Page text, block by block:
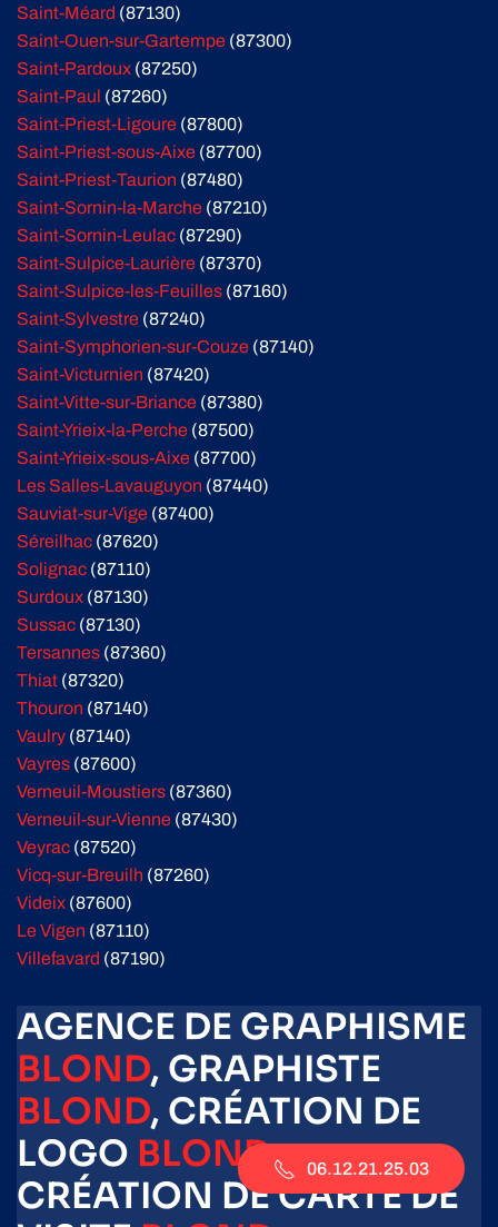
Saint-Méard (87130)
Saint-Ouen-sur-Gartempe (87300)
Saint-Pardoux (87250)
Saint-Paul (87260)
Saint-Priest-Ligoure (87800)
Saint-Priest-sous-Aixe (87700)
Saint-Priest-Taurion (87480)
Saint-Sornin-la-Marche (87210)
Saint-Sornin-Leulac (87290)
Saint-Sulpice-Laurière (87370)
Saint-Sulpice-les-Feuilles (87160)
Saint-Sylvestre (87240)
Saint-Symphorien-sur-Couze (87140)
Saint-Victurnien (87420)
Saint-Vitte-sur-Briance (87380)
Saint-Yrieix-la-Perche (87500)
Saint-Yrieix-sous-Aixe (87700)
Les Salles-Lavauguyon (87440)
Sauviat-sur-Vige (87400)
Séreilhac (87620)
Solignac (87110)
Surdoux (87130)
Sussac (87130)
Tersannes (87360)
Thiat (87320)
Thouron (87140)
Vaulry (87140)
Vayres (87600)
Verneuil-Moustiers (87360)
Verneuil-sur-Vienne (87430)
Veyrac (87520)
Vicq-sur-Breuilh (87260)
Videix (87600)
Le Vigen (87110)
Villefavard (87190)
AGENCE DE GRAPHISME
BLOND, GRAPHISTE
BLOND, CRÉATION DE
LOGO BLOND,
CRÉATION DE CARTE DE
06.12.21.25.03